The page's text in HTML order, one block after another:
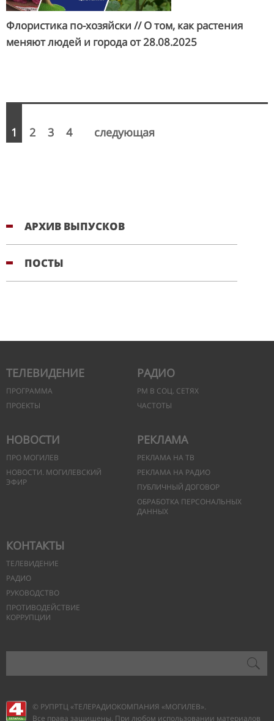
АРХИВ ВЫПУСКОВ
ПОСТЫ
Флористика по-хозяйски // О том, как растения
меняют людей и города от28.08.2025
1 2 3 4 следующая
ТЕЛЕВИДЕНИЕ
ПРОГРАММА
ПРОЕКТЫ
РАДИО
РМ В СОЦ. СЕТЯХ
ЧАСТОТЫ
НОВОСТИ
ПРО МОГИЛЕВ
НОВОСТИ. МОГИЛЕВСКИЙ
ЭФИР
РЕКЛАМА
РЕКЛАМА НА ТВ
РЕКЛАМА НА РАДИО
ПУБЛИЧНЫЙ ДОГОВОР
ОБРАБОТКА ПЕРСОНАЛЬНЫХ
ДАННЫХ
КОНТАКТЫ
ТЕЛЕВИДЕНИЕ
РАДИО
РУКОВОДСТВО
ПРОТИВОДЕЙСТВИЕ
КОРРУПЦИИ
© РУПРТЦ «ТЕЛЕРАДИОКОМПАНИЯ «МОГИЛЕВ».
Все права защищены. При любом использовании материалов